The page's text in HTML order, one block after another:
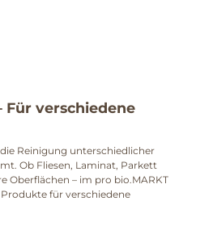
Für verschiedene
Reinigung unterschiedlicher
Ob Fliesen, Laminat, Parkett
Oberflächen – im pro bio.MARKT
für verschiedene